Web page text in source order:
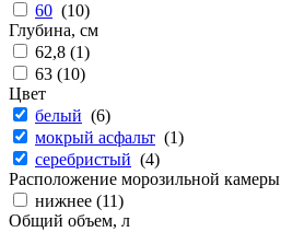
60 (10)
Глубина, см
62,8 (1)
63 (10)
Цвет
белый (6)
мокрый асфальт (1)
серебристый (4)
Расположение морозильной камеры
нижнее (11)
Общий объем, л